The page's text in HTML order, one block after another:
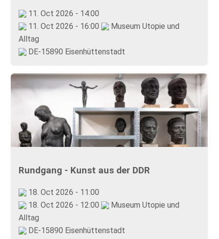
11. Oct 2026 - 14:00
11. Oct 2026 - 16:00
Museum Utopie und
Alltag
DE-15890 Eisenhüttenstadt
Rundgang - Kunst aus der DDR
18. Oct 2026 - 11:00
18. Oct 2026 - 12:00
Museum Utopie und
Alltag
DE-15890 Eisenhüttenstadt